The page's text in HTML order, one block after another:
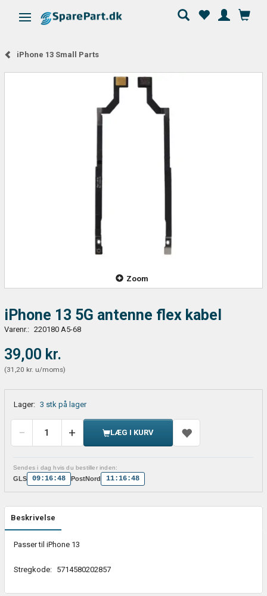
Skifte navigation
iPhone 13 Small Parts
Zoom
iPhone 13 5G antenne flex kabel
Varenr.: 220180 A5-68
39,00 kr.
(31,20 kr. u/moms)
Lager: 3 stk på lager
LÆG I KURV
Sendes i dag hvis du bestiller inden:
GLS 09:16:48 PostNord 11:16:48
Beskrivelse
Passer til iPhone 13
Stregkode: 5714580202857